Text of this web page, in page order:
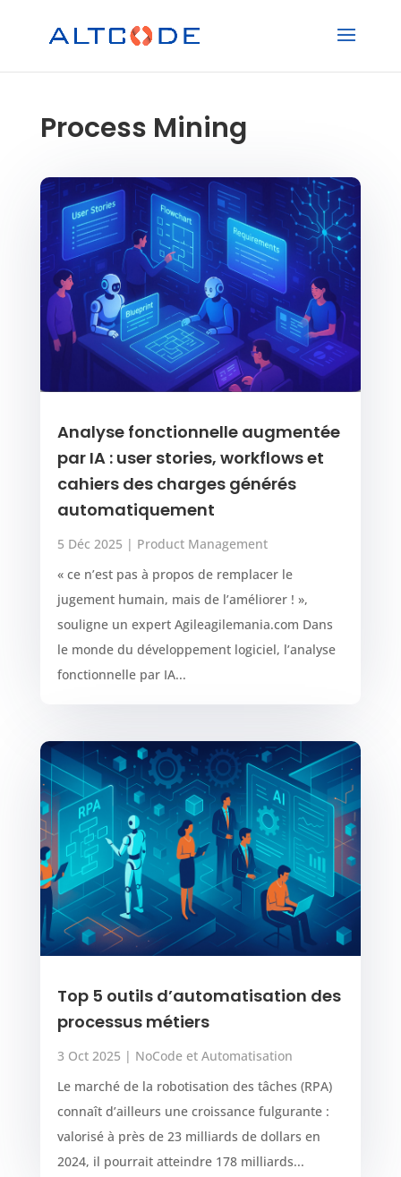
Process Mining
Analyse fonctionnelle augmentée
par IA : user stories, workflows et
cahiers des charges générés
automatiquement
5 Déc 2025 | Product Management
« ce n’est pas à propos de remplacer le
jugement humain, mais de l’améliorer ! »,
souligne un expert Agileagilemania.com Dans
le monde du développement logiciel, l’analyse
fonctionnelle par IA...
Top 5 outils d’automatisation des
processus métiers
3 Oct 2025 | NoCode et Automatisation
Le marché de la robotisation des tâches (RPA)
connaît d’ailleurs une croissance fulgurante :
valorisé à près de 23 milliards de dollars en
2024, il pourrait atteindre 178 milliards...